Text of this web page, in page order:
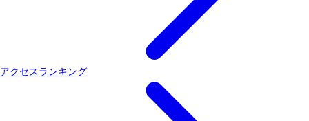
アクセスランキング